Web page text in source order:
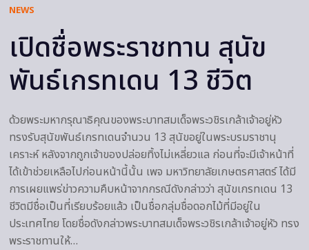
NEWS
เปิดชื่อพระราชทาน สุนัข
พันธ์เกรทเดน 13 ชีวิต
ด้วยพระมหากรุณาธิคุณของพระบาทสมเด็จพระวชิรเกล้าเจ้าอยู่หัว
ทรงรับสุนัขพันธ์เกรทเดนจำนวน 13 สุนัขอยู่ในพระบรมราชานุ
เคราะห์ หลังจากถูกเจ้าของปล่อยทิ้งไม่เหลี่ยวแล ก่อนที่จะมีเจ้าหน้าที่
ได้เข้าช่วยเหลือไปก่อนหน้านี้นั้น เพจ มหาวิทยาลัยเกษตรศาสตร์ ได้มี
การเผยแพร่ข่าวความคืบหน้าจากกรณีดังกล่าวว่า สุนัขเกรทเดน 13
ชีวิตมีชื่อเป็นที่เรียบร้อยแล้ว เป็นชื่อกลุ่มชื่อดอกไม้ที่มีอยู่ใน
ประเทศไทย โดยชื่อดังกล่าวพระบาทสมเด็จพระวชิรเกล้าเจ้าอยู่หัว ทรง
พระราชทานให้…